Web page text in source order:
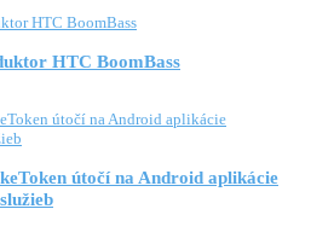
HTC BoomBass
útočí na Android aplikácie